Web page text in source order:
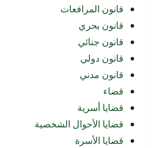
قانون المرافعات
قانون بحري
قانون جنائي
قانون دولي
قانون مدني
قضاء
قضايا أسرية
قضايا الأحوال الشخصية
قضايا الأسرة